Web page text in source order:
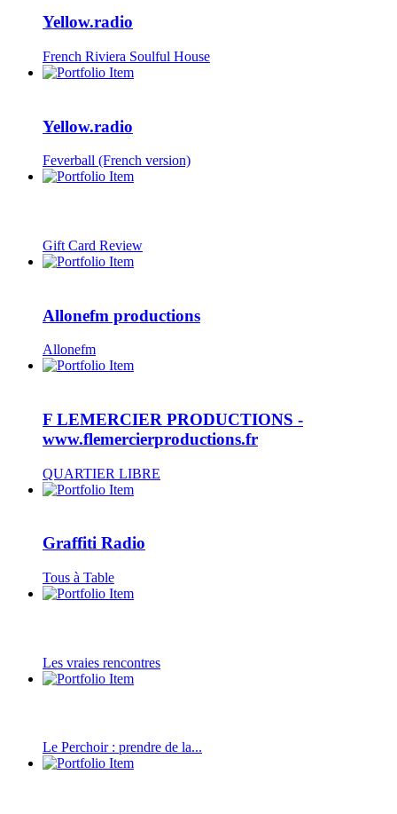
Yellow.radio
French Riviera Soulful House
Yellow.radio
Feverball (French version)
Gift Card Review
Allonefm productions
Allonefm
F LEMERCIER PRODUCTIONS -
www.flemercierproductions.fr
QUARTIER LIBRE
Graffiti Radio
Tous à Table
Les vraies rencontres
Le Perchoir : prendre de la...